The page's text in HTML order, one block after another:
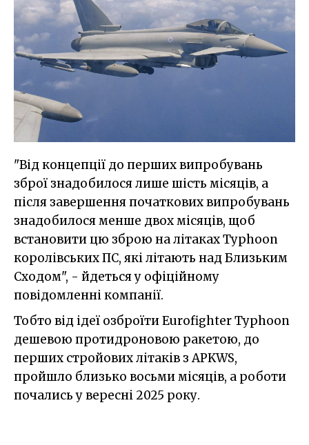
"Від концепції до перших випробувань
зброї знадобилося лише шість місяців, а
після завершення початкових випробувань
знадобилося менше двох місяців, щоб
встановити цю зброю на літаках Typhoon
королівських ПС, які літають над Близьким
Сходом", - йдеться у офіційному
повідомленні компанії.
Тобто від ідеї озброїти Eurofighter Typhoon
дешевою протидроновою ракетою, до
перших стройових літаків з APKWS,
пройшло близько восьми місяців, а роботи
почались у вересні 2025 року.